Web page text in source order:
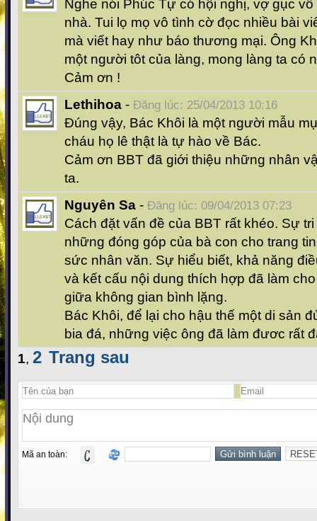
Nghe nói Phúc Tự có hội nghị, vợ gục
nhà. Tui lọ mọ vô tình cờ đọc nhiều bài
mà viết hay như báo thương mại. Ông
một người tôt của làng, mong làng ta có
Cảm ơn !
Lethihoa - Đăng lúc: 25/04/2013 10:16
Đúng vậy, Bác Khôi là một người mẫu
cháu họ lê thật là tự hào về Bác.
Cảm ơn BBT đã giới thiệu những nhân
ta.
Nguyên Sa - Đăng lúc: 09/04/2013 07:23
Cách đặt vấn đề của BBT rất khéo. Sự
những đóng góp của bà con cho trang
sức nhân văn. Sự hiểu biết, khả năng
và kết cấu nội dung thích hợp đã làm
giữa không gian bình lặng.
Bác Khôi, để lại cho hậu thế một di sản
bia đá, những việc ông đã làm đươc rất
1, 2 Trang sau
Mã an toàn: